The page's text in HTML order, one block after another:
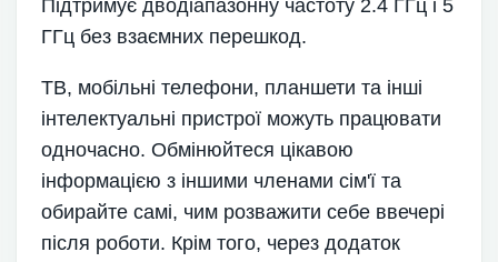
Підтримує дводіапазонну частоту 2.4 ГГц і 5
ГГц без взаємних перешкод.
ТВ, мобільні телефони, планшети та інші
інтелектуальні пристрої можуть працювати
одночасно. Обмінюйтеся цікавою
інформацією з іншими членами сім'ї та
обирайте самі, чим розважити себе ввечері
після роботи. Крім того, через додаток